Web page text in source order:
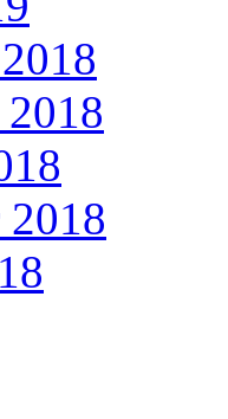
2018